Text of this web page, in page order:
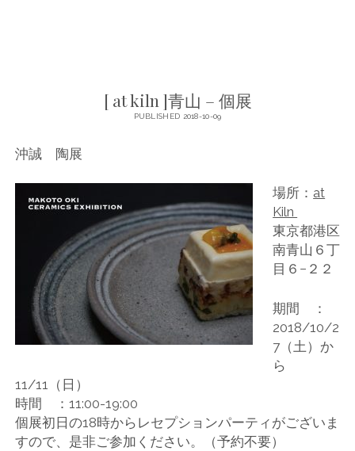
[ at kiln ]青山 – 個展
PUBLISHED 2018-10-09
沖誠 陶展
場所： at
Kiln
東京都港区
南青山６丁
目６−２２
期間 ：
2018/10/2
7（土）か
ら
11/11（日）
時間 ：11:00-19:00
個展初日の18時からレセプションパーティがございま
すので、是非ご参加ください。（予約不要）